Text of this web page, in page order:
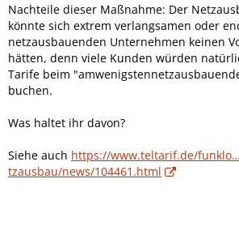
Nachteile dieser Maßnahme: Der
könnte sich extrem verlangsamen oder
netzausbauenden Unternehmen keinen
hätten, denn viele Kunden würden
Tarife beim
buchen.
Was haltet ihr davon?
Siehe auch https://www.teltarif.de/funklo…
tzausbau/news/104461.html